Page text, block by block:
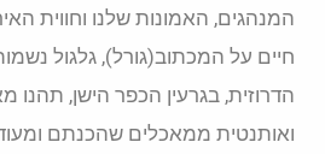
המנהגים, האמונות שלנו וחווית
חיים על המכתוב(גורל), גלגול
הדרוזית, בגרעין הכפר הישן, תהנו
ואותנטית ממאכלים שהכנתם